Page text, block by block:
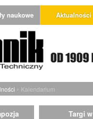
naukowe Aktualności
› Kalendarium
Targi